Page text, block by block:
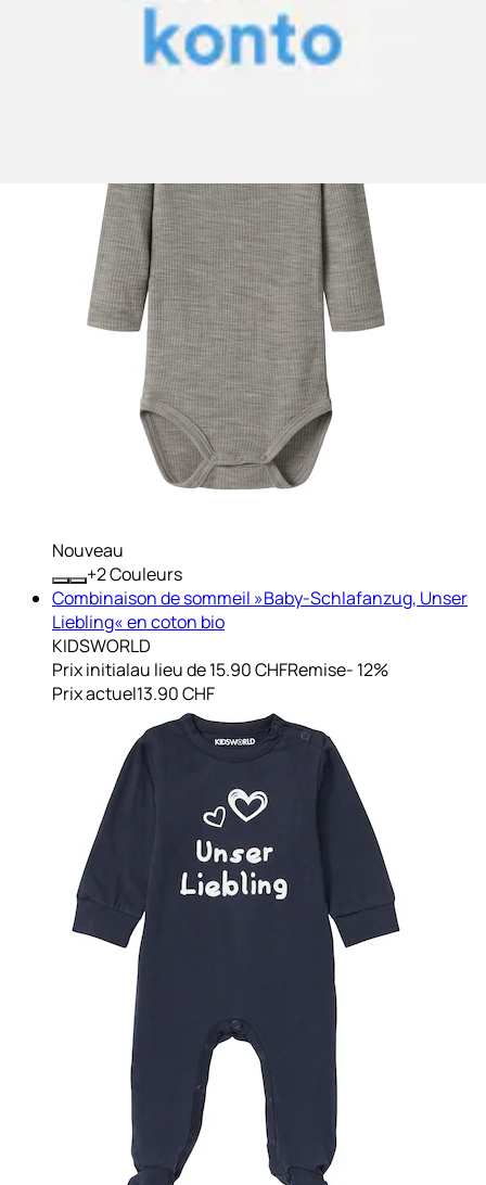
Nouveau
+ Couleurs
Combinaison de sommeil »Baby-Schlafanzug, Unser
Liebling« en coton bio
KIDSWORLD
Prix initialau lieu de 15.90 CHFRemise- 12%
Prix actuel13.90 CHF